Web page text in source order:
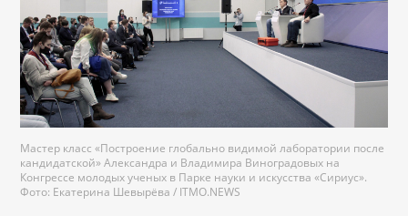
Мастер класс «Построение глобально видимой лаборатории после
кандидатской» Александра и Владимира Виноградовых на
Конгрессе молодых ученых в Парке науки и искусства «Сириус».
Фото: Екатерина Шевырёва / ITMO.NEWS